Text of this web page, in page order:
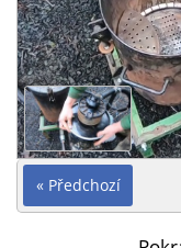
« Předchozí